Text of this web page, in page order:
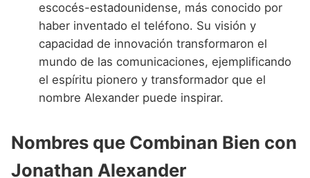
escocés-estadounidense, más conocido por
haber inventado el teléfono. Su visión y
capacidad de innovación transformaron el
mundo de las comunicaciones, ejemplificando
el espíritu pionero y transformador que el
nombre Alexander puede inspirar.
Nombres que Combinan Bien con
Jonathan Alexander